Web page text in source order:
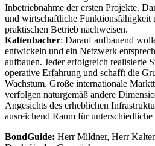
Inbetriebnahme der ersten Projekte.
und wirtschaftliche Funktionsfähigkeit
praktischen Betrieb nachweisen.
Kaltenbacher: Darauf aufbauend
entwickeln und ein Netzwerk
aufbauen. Jeder erfolgreich realisierte
operative Erfahrung und schafft die
Wachstum. Große internationale
verfolgen naturgemäß andere
Angesichts des erheblichen
ausreichend Raum für
BondGuide: Herr Mildner, Herr